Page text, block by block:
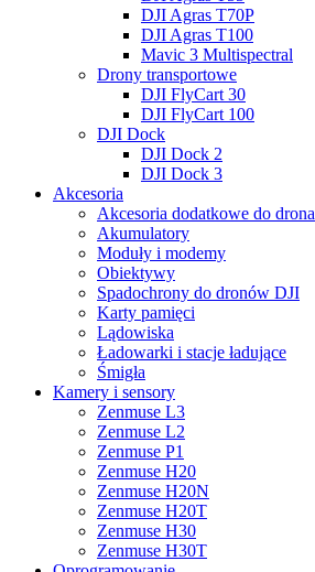
DJI Agras T70P
DJI Agras T100
Mavic 3 Multispectral
Drony transportowe
DJI FlyCart 30
DJI FlyCart 100
DJI Dock
DJI Dock 2
DJI Dock 3
Akcesoria
Akcesoria dodatkowe do drona
Akumulatory
Moduły i modemy
Obiektywy
Spadochrony do dronów DJI
Karty pamięci
Lądowiska
Ładowarki i stacje ładujące
Śmigła
Kamery i sensory
Zenmuse L3
Zenmuse L2
Zenmuse P1
Zenmuse H20
Zenmuse H20N
Zenmuse H20T
Zenmuse H30
Zenmuse H30T